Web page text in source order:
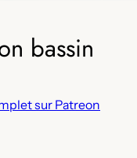
bassin
sur Patreon